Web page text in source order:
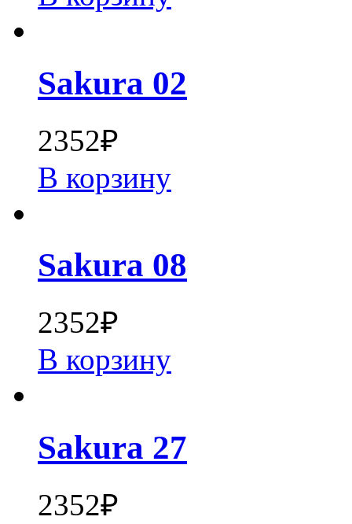
Sakura 02
2352₽
В корзину
Sakura 08
2352₽
В корзину
Sakura 27
2352₽